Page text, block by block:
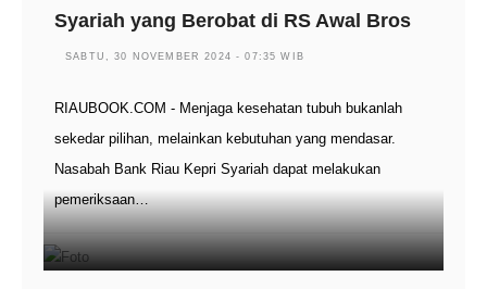
Syariah yang Berobat di RS Awal Bros
SABTU, 30 NOVEMBER 2024 - 07:35 WIB
RIAUBOOK.COM - Menjaga kesehatan tubuh bukanlah
sekedar pilihan, melainkan kebutuhan yang mendasar.
Nasabah Bank Riau Kepri Syariah dapat melakukan
pemeriksaan…